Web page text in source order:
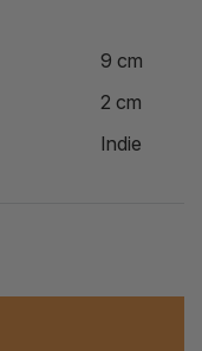
9 cm
2 cm
Indie